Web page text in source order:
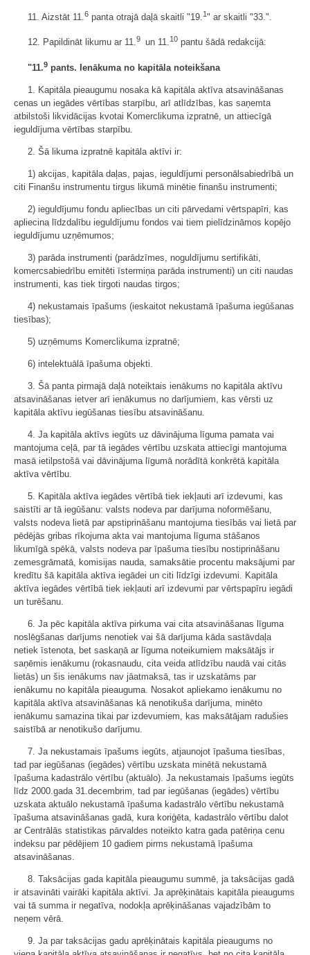
11. Aizstāt 11.6 panta otrajā daļā skaitli "19.1" ar skaitli "33.".
12. Papildināt likumu ar 11.9 un 11.10 pantu šādā redakcijā:
"11.9 pants. Ienākuma no kapitāla noteikšana
1. Kapitāla pieaugumu nosaka kā kapitāla aktīva atsavināšanas
cenas un iegādes vērtības starpību, arī atlīdzības, kas saņemta
atbilstoši likvidācijas kvotai Komerclikuma izpratnē, un attiecīgā
ieguldījuma vērtības starpību.
2. Šā likuma izpratnē kapitāla aktīvi ir:
1) akcijas, kapitāla daļas, pajas, ieguldījumi personālsabiedrībā un
citi Finanšu instrumentu tirgus likumā minētie finanšu instrumenti;
2) ieguldījumu fondu apliecības un citi pārvedami vērtspapīri, kas
apliecina līdzdalību ieguldījumu fondos vai tiem pielīdzināmos kopējo
ieguldījumu uzņēmumos;
3) parāda instrumenti (parādzīmes, noguldījumu sertifikāti,
komercsabiedrību emitēti īstermiņa parāda instrumenti) un citi naudas
instrumenti, kas tiek tirgoti naudas tirgos;
4) nekustamais īpašums (ieskaitot nekustamā īpašuma iegūšanas
tiesības);
5) uzņēmums Komerclikuma izpratnē;
6) intelektuālā īpašuma objekti.
3. Šā panta pirmajā daļā noteiktais ienākums no kapitāla aktīvu
atsavināšanas ietver arī ienākumus no darījumiem, kas vērsti uz
kapitāla aktīvu iegūšanas tiesību atsavināšanu.
4. Ja kapitāla aktīvs iegūts uz dāvinājuma līguma pamata vai
mantojuma ceļā, par tā iegādes vērtību uzskata attiecīgi mantojuma
masā ietilpstošā vai dāvinājuma līgumā norādītā konkrētā kapitāla
aktīva vērtību.
5. Kapitāla aktīva iegādes vērtībā tiek iekļauti arī izdevumi, kas
saistīti ar tā iegūšanu: valsts nodeva par darījuma noformēšanu,
valsts nodeva lietā par apstiprināšanu mantojuma tiesībās vai lietā par
pēdējās gribas rīkojuma akta vai mantojuma līguma stāšanos
likumīgā spēkā, valsts nodeva par īpašuma tiesību nostiprināšanu
zemesgrāmatā, komisijas nauda, samaksātie procentu maksājumi par
kredītu šā kapitāla aktīva iegādei un citi līdzīgi izdevumi. Kapitāla
aktīva iegādes vērtībā tiek iekļauti arī izdevumi par vērtspapīru iegādi
un turēšanu.
6. Ja pēc kapitāla aktīva pirkuma vai cita atsavināšanas līguma
noslēgšanas darījums nenotiek vai šā darījuma kāda sastāvdaļa
netiek īstenota, bet saskaņā ar līguma noteikumiem maksātājs ir
saņēmis ienākumu (rokasnaudu, cita veida atlīdzību naudā vai citās
lietās) un šis ienākums nav jāatmaksā, tas ir uzskatāms par
ienākumu no kapitāla pieauguma. Nosakot apliekamo ienākumu no
kapitāla aktīva atsavināšanas kā nenotikuša darījuma, minēto
ienākumu samazina tikai par izdevumiem, kas maksātājam radušies
saistībā ar nenotikušo darījumu.
7. Ja nekustamais īpašums iegūts, atjaunojot īpašuma tiesības,
tad par iegūšanas (iegādes) vērtību uzskata minētā nekustamā
īpašuma kadastrālo vērtību (aktuālo). Ja nekustamais īpašums iegūts
līdz 2000.gada 31.decembrim, tad par iegūšanas (iegādes) vērtību
uzskata aktuālo nekustamā īpašuma kadastrālo vērtību nekustamā
īpašuma atsavināšanas gadā, kura koriģēta, kadastrālo vērtību dalot
ar Centrālās statistikas pārvaldes noteikto katra gada patēriņa cenu
indeksu par pēdējiem 10 gadiem pirms nekustamā īpašuma
atsavināšanas.
8. Taksācijas gada kapitāla pieaugumu summē, ja taksācijas gadā
ir atsavināti vairāki kapitāla aktīvi. Ja aprēķinātais kapitāla pieaugums
vai tā summa ir negatīva, nodokļa aprēķināšanas vajadzībām to
neņem vērā.
9. Ja par taksācijas gadu aprēķinātais kapitāla pieaugums no